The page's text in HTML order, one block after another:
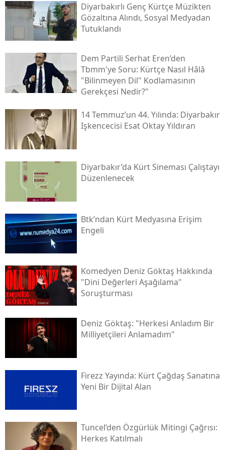
Diyarbakırlı Genç Kürtçe Müzikten
Gözaltına Alındı, Sosyal Medyadan
Tutuklandı
Dem Partili Serhat Eren’den
Tbmm'ye Soru: Kürtçe Nasıl Hâlâ
"bilinmeyen Dil" Kodlamasının
Gerekçesi Nedir?"
14 Temmuz’un 44. Yılında: Diyarbakır
Işkencecisi Esat Oktay Yıldıran
Diyarbakır’da Kürt Sineması Çalıştayı
Düzenlenecek
Btk’ndan Kürt Medyasına Erişim
Engeli
Komedyen Deniz Göktaş Hakkında
"dini Değerleri Aşağılama"
Soruşturması
Deniz Göktaş: "herkesi Anladım Bir
Milliyetçileri Anlamadım"
Firezz Yayında: Kürt Çağdaş Sanatına
Yeni Bir Dijital Alan
Tuncel’den Özgürlük Mitingi Çağrısı:
Herkes Katılmalı